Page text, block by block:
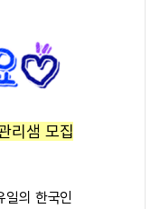
리샘 모집
일의 한국인